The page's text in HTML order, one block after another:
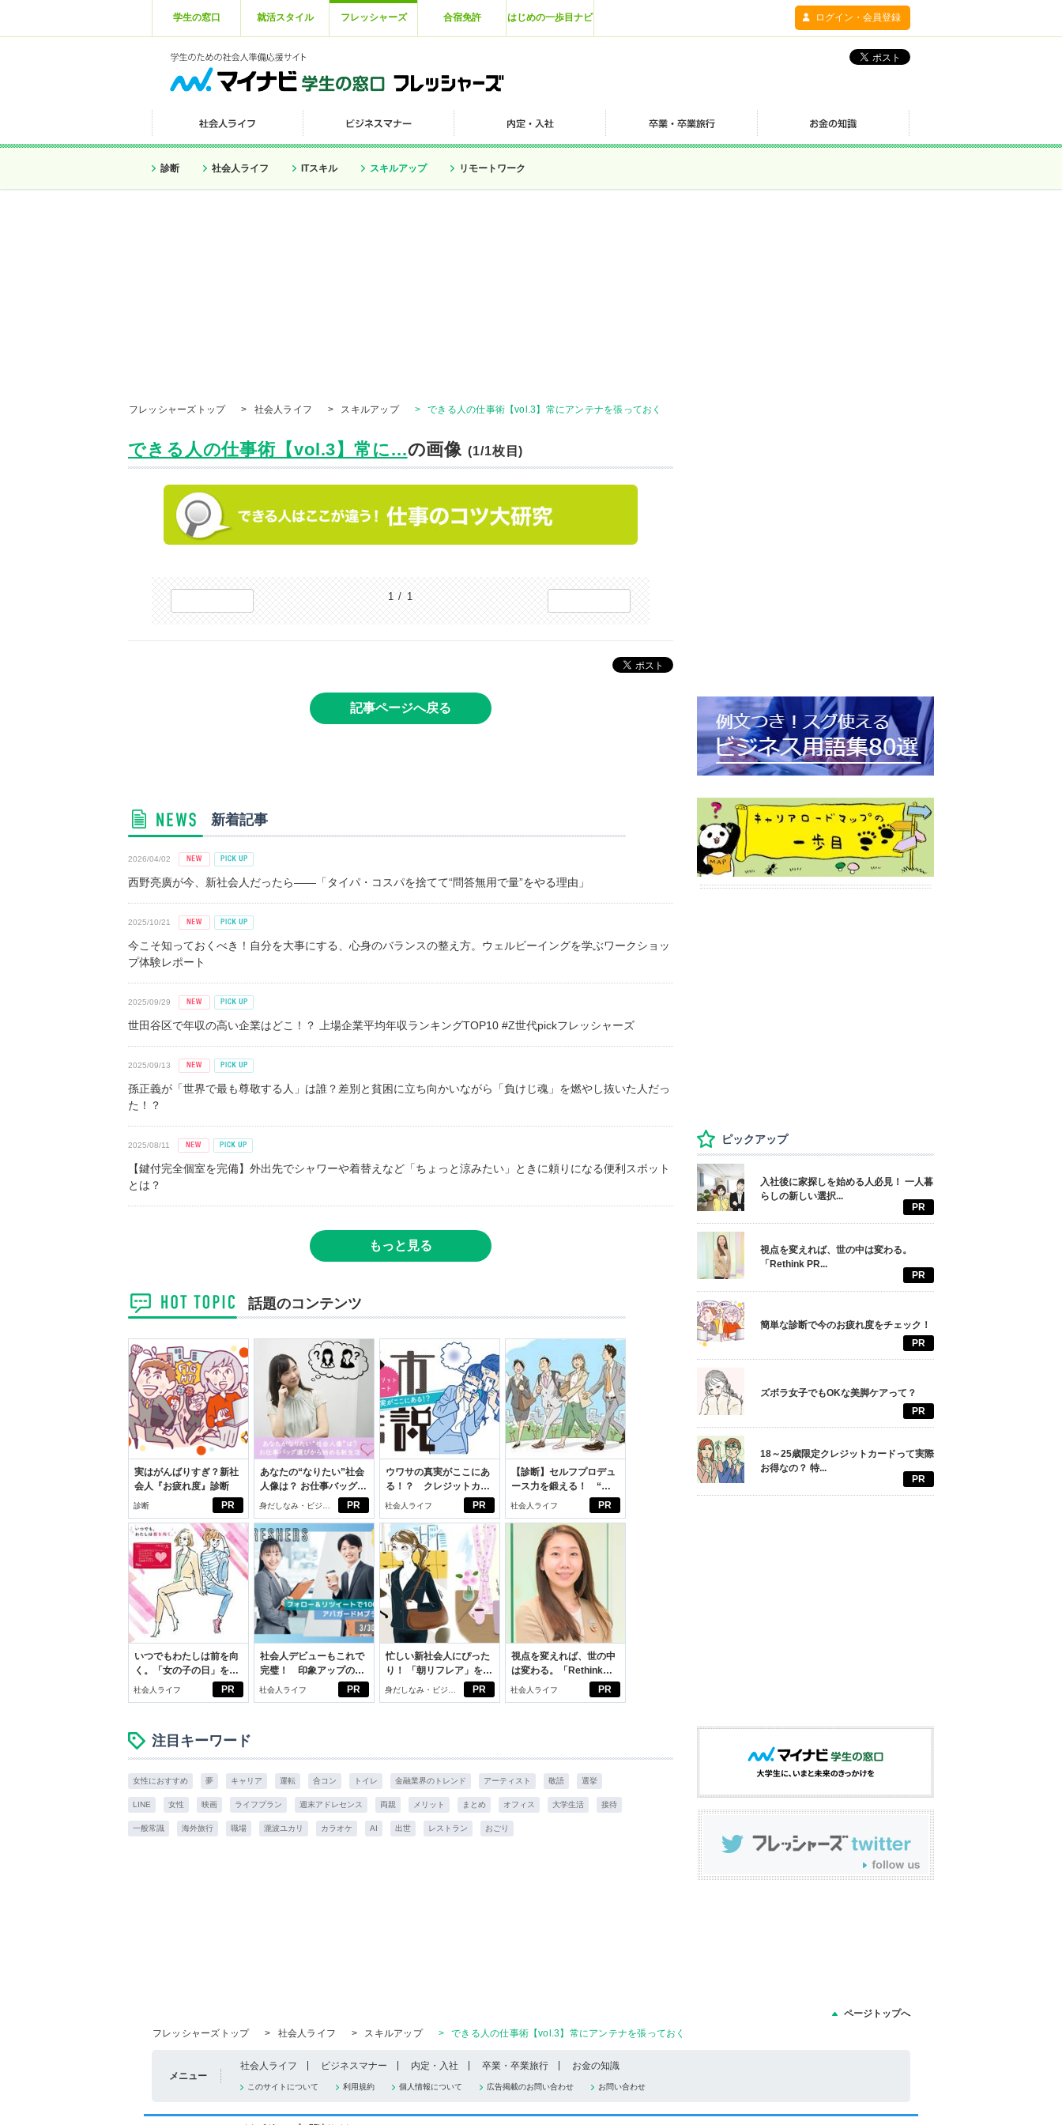
学生の窓口 就活スタイル フレッシャーズ 合宿免許 はじめの一歩目ナビ ログイン・会員登録
診断 社会人ライフ ITスキル スキルアップ リモートワーク
フレッシャーズトップ > 社会人ライフ > スキルアップ > できる人の仕事術【vol.3】常にアンテナを張っておく
できる人の仕事術【vol.3】常に...の画像(1/1枚目)
1 / 1
記事ページへ戻る
新着記事
2026/04/02
西野亮廣が今、新社会人だったら――「タイパ・コスパを捨てて“問答無用で量”をやる理由」
2025/10/21
今こそ知っておくべき！自分を大事にする、心身のバランスの整え方。ウェルビーイングを学ぶワークショッ
プ体験レポート
2025/09/29
世田谷区で年収の高い企業はどこ！？ 上場企業平均年収ランキングTOP10 #Z世代pickフレッシャーズ
2025/09/13
孫正義が「世界で最も尊敬する人」は誰？差別と貧困に立ち向かいながら「負けじ魂」を燃やし抜いた人だっ
た！？
2025/08/11
【鍵付完全個室を完備】外出先でシャワーや着替えなど「ちょっと涼みたい」ときに頼りになる便利スポット
とは？
もっと見る
話題のコンテンツ
PR
実はがんばりすぎ？新社
会人『お疲れ度』診断
診断 PR
あなたの“なりたい”社会
人像は？ お仕事バッグ選
びから始める新生活
身だしなみ・ビジネ
スアイテム
PR
ウワサの真実がここにあ
る！？ クレジットカー
ドの都市伝説
社会人ライフ PR
【診断】セルフプロデュ
ース力を鍛える！ “ジ
ブン観”診断
社会人ライフ
PR
いつでもわたしは前を向
く。「女の子の日」を前
向きに♪社会人エリ・大
社会人ライフ PR
社会人デビューもこれで
完璧！ 印象アップのセ
ルフプロデュース術
社会人ライフ PR
忙しい新社会人にぴった
り！ 「朝リフレア」をは
じめよう。しっかりニオ
イケアして24時間快適。
身だしなみ・ビジネ
スアイテム
PR
視点を変えれば、世の中
は変わる。「Rethink
PROJECT」がつたえた
社会人ライフ
注目キーワード
女性におすすめ 夢 キャリア 運転 合コン トイレ 金融業界のトレンド アーティスト 敬語 選挙
LINE 女性 映画 ライフプラン 週末アドレセンス 両親 メリット まとめ オフィス 大学生活 接待
一般常識 海外旅行 職場 瀧波ユカリ カラオケ AI 出世 レストラン おごり
ピックアップ
入社後に家探しを始める人必見！ 一人暮
らしの新しい選択...
PR
視点を変えれば、世の中は変わる。
「Rethink PR...
PR
簡単な診断で今のお疲れ度をチェック！
PR
ズボラ女子でもOKな美脚ケアって？
PR
18～25歳限定クレジットカードって実際
お得なの？ 特...
PR
ページトップへ
フレッシャーズトップ
> 社会人ライフ > スキルアップ > できる人の仕事術【vol.3】常にアンテナを張っておく
メニュー
社会人ライフ ビジネスマナー 内定・入社 卒業・卒業旅行 お金の知識
このサイトについて 利用規約 個人情報について 広告掲載のお問い合わせ お問い合わせ